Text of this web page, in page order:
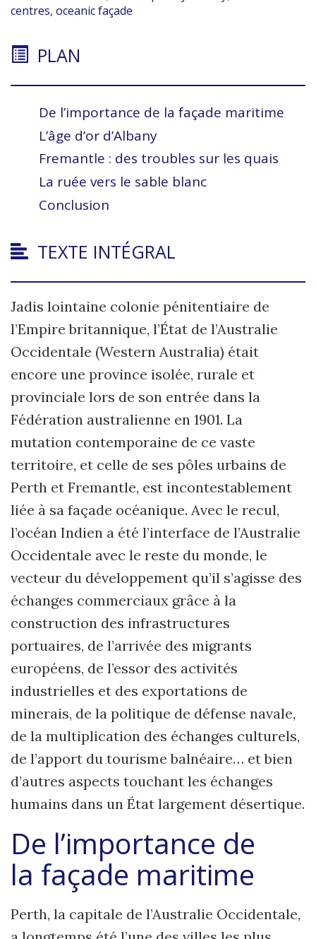
centres, oceanic façade
PLAN
De l’importance de la façade maritime
L’âge d’or d’Albany
Fremantle : des troubles sur les quais
La ruée vers le sable blanc
Conclusion
TEXTE INTÉGRAL
Jadis lointaine colonie pénitentiaire de
l’Empire britannique, l’État de l’Australie
Occidentale (Western Australia) était
encore une province isolée, rurale et
provinciale lors de son entrée dans la
Fédération australienne en 1901. La
mutation contemporaine de ce vaste
territoire, et celle de ses pôles urbains de
Perth et Fremantle, est incontestablement
liée à sa façade océanique. Avec le recul,
l’océan Indien a été l’interface de l’Australie
Occidentale avec le reste du monde, le
vecteur du développement qu’il s’agisse des
échanges commerciaux grâce à la
construction des infrastructures
portuaires, de l’arrivée des migrants
européens, de l’essor des activités
industrielles et des exportations de
minerais, de la politique de défense navale,
de la multiplication des échanges culturels,
de l’apport du tourisme balnéaire… et bien
d’autres aspects touchant les échanges
humains dans un État largement désertique.
De l’importance de
la façade maritime
Perth, la capitale de l’Australie Occidentale,